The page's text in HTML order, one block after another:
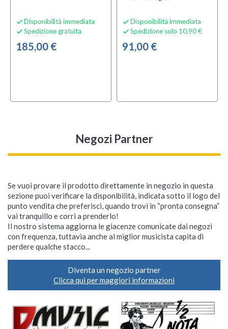
 Disponibilità immediata
 Spedizione gratuita
185,00 €
 Disponibilità immediata
 Spedizione solo 10,90 €
91,00 €
Negozi Partner
Se vuoi provare il prodotto direttamente in negozio in questa
sezione puoi verificare la disponibilità, indicata sotto il logo del
punto vendita che preferisci, quando trovi in “pronta consegna”
vai tranquillo e corri a prenderlo!
Il nostro sistema aggiorna le giacenze comunicate dai negozi
con frequenza, tuttavia anche al miglior musicista capita di
perdere qualche stacco...
Diventa un negozio partner
Clicca qui per maggiori informazioni